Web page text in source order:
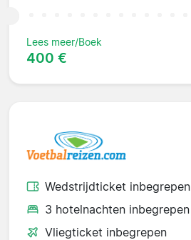
Lees meer/Boek
400 €
Wedstrijdticket inbegrepen
3 hotelnachten inbegrepen
Vliegticket inbegrepen